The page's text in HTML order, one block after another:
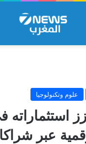
علوم وتكنولوجيا
عبر